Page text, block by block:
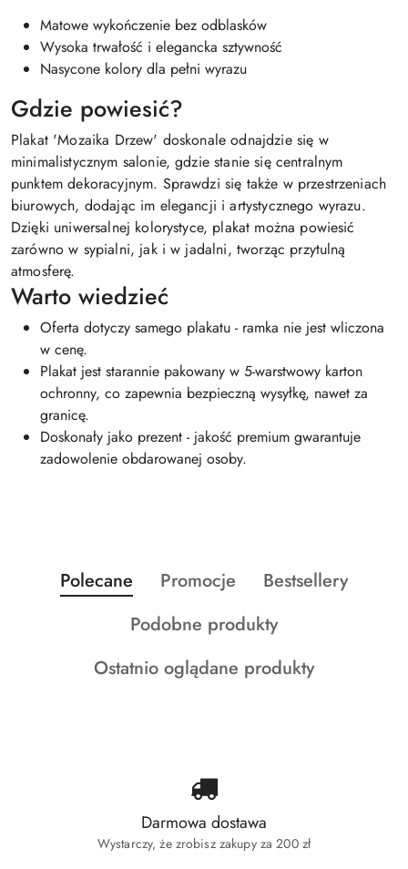
Matowe wykończenie bez odblasków
Wysoka trwałość i elegancka sztywność
Nasycone kolory dla pełni wyrazu
Gdzie powiesić?
Plakat 'Mozaika Drzew' doskonale odnajdzie się w
minimalistycznym salonie, gdzie stanie się centralnym
punktem dekoracyjnym. Sprawdzi się także w przestrzeniach
biurowych, dodając im elegancji i artystycznego wyrazu.
Dzięki uniwersalnej kolorystyce, plakat można powiesić
zarówno w sypialni, jak i w jadalni, tworząc przytulną
atmosferę.
Warto wiedzieć
Oferta dotyczy samego plakatu - ramka nie jest wliczona
w cenę.
Plakat jest starannie pakowany w 5-warstwowy karton
ochronny, co zapewnia bezpieczną wysyłkę, nawet za
granicę.
Doskonały jako prezent - jakość premium gwarantuje
zadowolenie obdarowanej osoby.
Pomiń karuzelę produktów
Produkty
o
Polecane
Produkty
statusie:
Promocje
Produkty
statusie:
Bestsellery
Produkty
statusie:
Podobne produkty
Produkty
Ostatnio oglądane produkty
Darmowa dostawa
Wystarczy, że zrobisz zakupy za 200 zł